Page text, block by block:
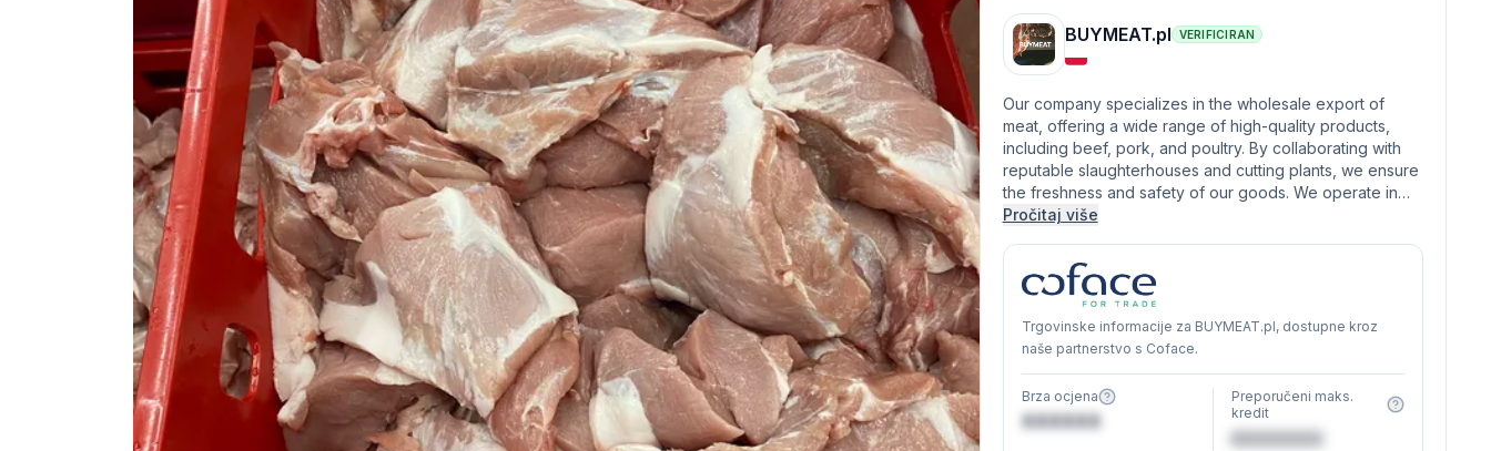
BUYMEAT.pl VERIFICIRAN
Our company specializes in the wholesale export of
meat, offering a wide range of high-quality products,
including beef, pork, and poultry. By collaborating with
reputable slaughterhouses and cutting plants, we ensure
the freshness and safety of our goods. We operate in…
Pročitaj više
Trgovinske informacije za BUYMEAT.pl, dostupne kroz
naše partnerstvo s Coface.
Brza ocjena
XXXXXX
Preporučeni maks.
kredit
€XXXXXX